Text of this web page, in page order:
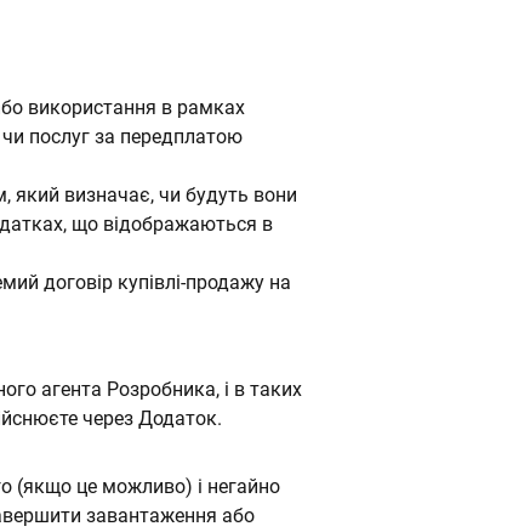
використання в рамках
послуг за передплатою
який визначає, чи будуть вони
що відображаються в
договір купівлі-продажу на
агента Розробника, і в таких
через Додаток.
(якщо це можливо) і негайно
завантаження або